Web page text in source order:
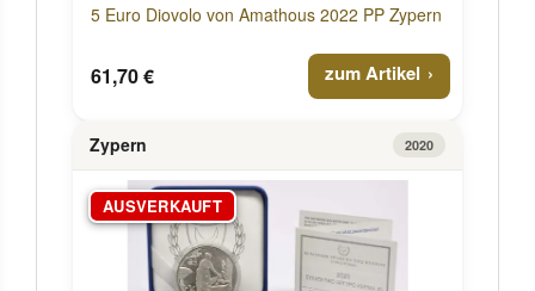
5 Euro Diovolo von Amathous 2022 PP Zypern
61,70 € zum Artikel
Zypern 2020
AUSVERKAUFT